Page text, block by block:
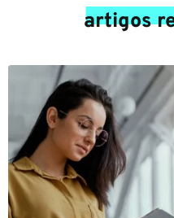
artigos